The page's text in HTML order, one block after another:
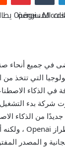
في جميع أنحاء
التي تتخذ من
في الذكاء
شركة بدء
من الذكاء